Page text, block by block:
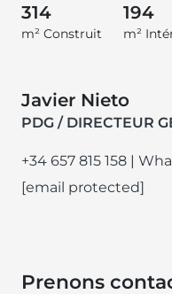
314
m² Construit
194
m²
Javier Nieto
PDG / DIRECTEUR
+34 657 815 158 |
[email protected]
Prenons